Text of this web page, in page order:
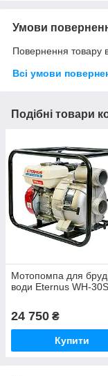
Умови
Повернення товару
Всі умови
Подібні товари
Мотопомпа для
води Eternus WH-30S
24 750 ₴
Купити